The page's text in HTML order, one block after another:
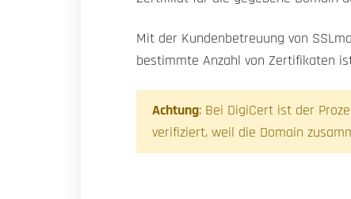
Mit der Kundenbetreuung von
bestimmte Anzahl von Zertifikaten
Achtung: Bei DigiCert ist der
verifiziert, weil die Domain